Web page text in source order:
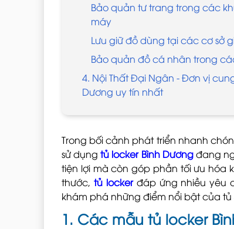
Bảo quản tư trang trong các
máy
Lưu giữ đồ dùng tại các cơ sở
Bảo quản đồ cá nhân trong
4. Nội Thất Đại Ngân - Đơn vị
Dương uy tín nhất
Trong bối cảnh phát triển nhanh
sử dụngtủ locker Bình Dươngđang
tiện lợi mà còn góp phần tối ưu hóa
thước, tủ lockerđáp ứng nhiều yêu
khám phá những điểm nổi bật của tủ
1. Các mẫu tủ locker